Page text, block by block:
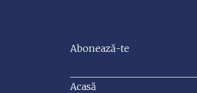
Abonează-te
Acasă